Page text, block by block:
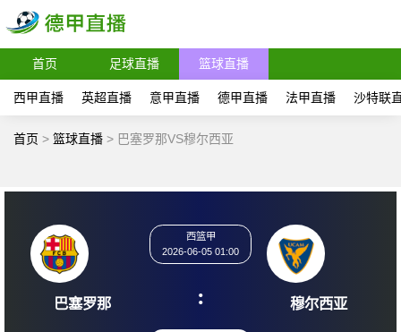
首页 足球直播 篮球直播
西甲直播 英超直播 意甲直播 德甲直播 法甲直播 沙特联
首页 > 篮球直播 > 巴塞罗那VS穆尔西亚
2026-06-05 01:00